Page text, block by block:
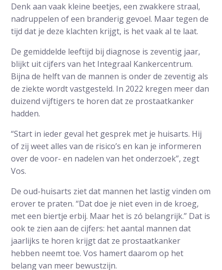
Denk aan vaak kleine beetjes, een zwakkere straal,
nadruppelen of een branderig gevoel. Maar tegen de
tijd dat je deze klachten krijgt, is het vaak al te laat.
De gemiddelde leeftijd bij diagnose is zeventig jaar,
blijkt uit cijfers van het Integraal Kankercentrum.
Bijna de helft van de mannen is onder de zeventig als
de ziekte wordt vastgesteld. In 2022 kregen meer dan
duizend vijftigers te horen dat ze prostaatkanker
hadden.
“Start in ieder geval het gesprek met je huisarts. Hij
of zij weet alles van de risico’s en kan je informeren
over de voor- en nadelen van het onderzoek”, zegt
Vos.
De oud-huisarts ziet dat mannen het lastig vinden om
erover te praten. “Dat doe je niet even in de kroeg,
met een biertje erbij. Maar het is zó belangrijk.” Dat is
ook te zien aan de cijfers: het aantal mannen dat
jaarlijks te horen krijgt dat ze prostaatkanker
hebben neemt toe. Vos hamert daarom op het
belang van meer bewustzijn.